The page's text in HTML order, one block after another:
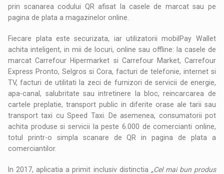
prin scanarea codului QR afisat la casele de marcat sau pe
pagina de plata a magazinelor online.
Fiecare plata este securizata, iar utilizatorii mobilPay Wallet
achita inteligent, in mii de locuri, online sau offline: la casele de
marcat Carrefour Hipermarket si Carrefour Market, Carrefour
Express Pronto, Selgros si Cora, facturi de telefonie, internet si
TV, facturi de utilitati la zeci de furnizori de servicii de energie,
apa-canal, salubritate sau intretinere la bloc, reincarcarea de
cartele preplatie, transport public in diferite orase ale tarii sau
transport taxi cu Speed Taxi. De asemenea, consumatorii pot
achita produse si servicii la peste 6.000 de comercianti online,
totul printr-o simpla scanare de QR in pagina de plata a
comerciantilor.
In 2017, aplicatia a primit inclusiv distinctia „Cel mai bun produs